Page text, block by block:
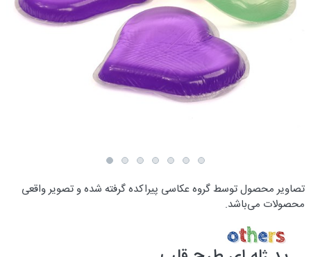
تصاویر محصول توسط گروه عکاسی پیراکده گرفته شده و تصویر واقعی
محصولات می‌باشد.